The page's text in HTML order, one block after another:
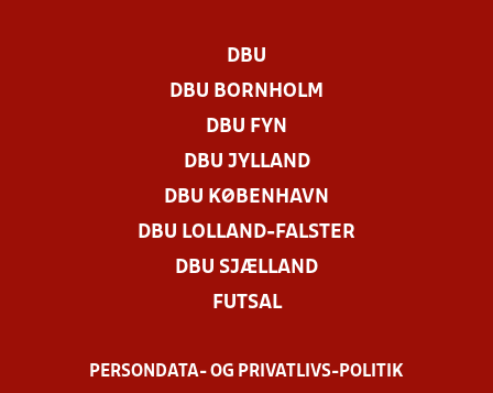
DBU
DBU BORNHOLM
DBU FYN
DBU JYLLAND
DBU KØBENHAVN
DBU LOLLAND-FALSTER
DBU SJÆLLAND
FUTSAL
PERSONDATA- OG PRIVATLIVS-POLITIK